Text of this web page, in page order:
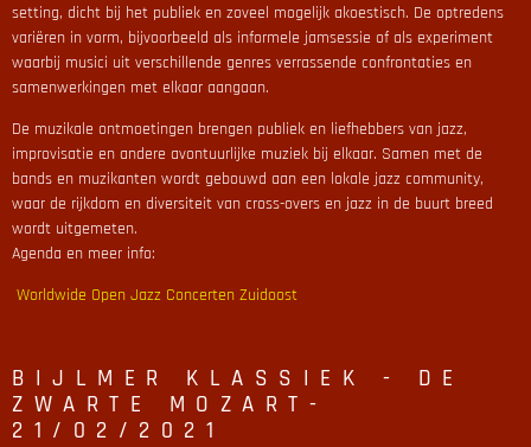
setting, dicht bij het publiek en zoveel mogelijk akoestisch. De optredens
variëren in vorm, bijvoorbeeld als informele jamsessie of als experiment
waarbij musici uit verschillende genres verrassende confrontaties en
samenwerkingen met elkaar aangaan.
De muzikale ontmoetingen brengen publiek en liefhebbers van jazz,
improvisatie en andere avontuurlijke muziek bij elkaar. Samen met de
bands en muzikanten wordt gebouwd aan een lokale jazz community,
waar de rijkdom en diversiteit van cross-overs en jazz in de buurt breed
wordt uitgemeten.
Agenda en meer info:
Worldwide Open Jazz Concerten Zuidoost
BIJLMER KLASSIEK - DE
ZWARTE MOZART-
21/02/2021